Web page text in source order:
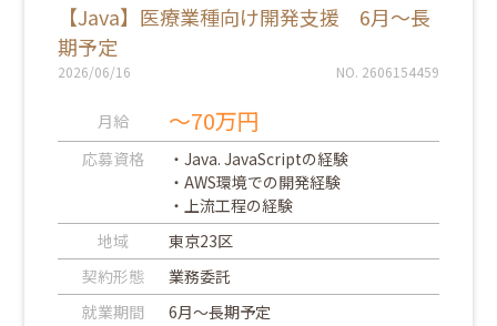
【Java】医療業種向け開発支援 6月～長
期予定
2026/06/16 NO. 2606154459
月給 ～70万円
応募資格
・Java. JavaScriptの経験
・AWS環境での開発経験
・上流工程の経験
地域
東京23区
契約形態
業務委託
就業期間
6月～長期予定